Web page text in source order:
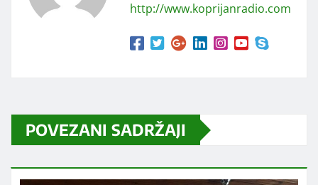
http://www.koprijanradio.com
POVEZANI SADRŽAJI